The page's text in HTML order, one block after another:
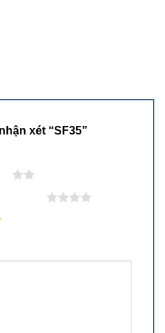
xét “SF35”